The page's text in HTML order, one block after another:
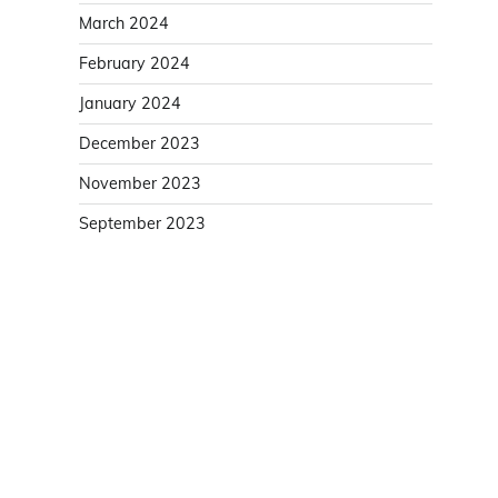
March 2024
February 2024
January 2024
December 2023
November 2023
September 2023